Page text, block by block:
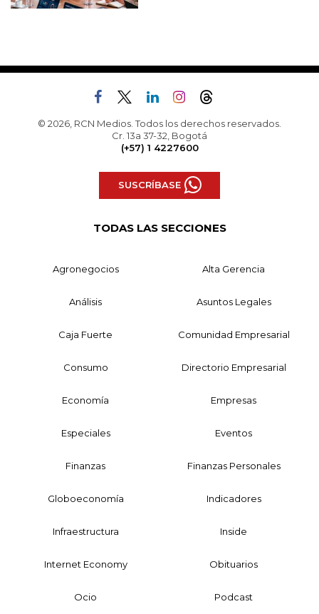
© 2026, RCN Medios. Todos los derechos reservados.
Cr. 13a 37-32, Bogotá
(+57) 1 4227600
SUSCRÍBASE
TODAS LAS SECCIONES
Agronegocios Alta Gerencia
Análisis Asuntos Legales
Caja Fuerte Comunidad Empresarial
Consumo Directorio Empresarial
Economía Empresas
Especiales Eventos
Finanzas Finanzas Personales
Globoeconomía Indicadores
Infraestructura Inside
Internet Economy Obituarios
Ocio Podcast